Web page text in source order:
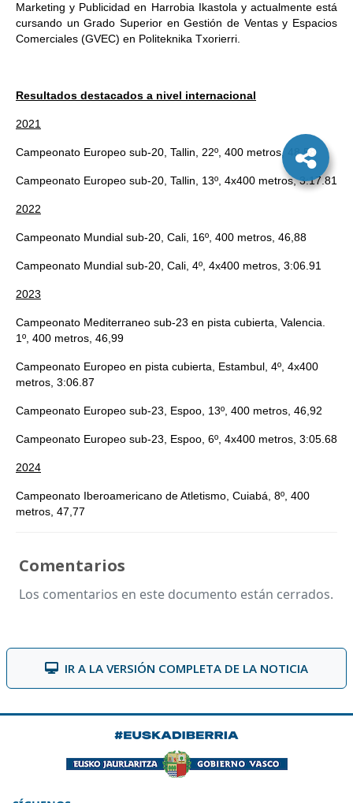
Marketing y Publicidad en Harrobia Ikastola y actualmente está
cursando un Grado Superior en Gestión de Ventas y Espacios
Comerciales (GVEC) en Politeknika Txorierri.
Resultados destacados a nivel internacional
2021
Campeonato Europeo sub-20, Tallin, 22º, 400 metros, 48,58
Campeonato Europeo sub-20, Tallin, 13º, 4x400 metros, 3:17.81
2022
Campeonato Mundial sub-20, Cali, 16º, 400 metros, 46,88
Campeonato Mundial sub-20, Cali, 4º, 4x400 metros, 3:06.91
2023
Campeonato Mediterraneo sub-23 en pista cubierta, Valencia.
1º, 400 metros, 46,99
Campeonato Europeo en pista cubierta, Estambul, 4º, 4x400
metros, 3:06.87
Campeonato Europeo sub-23, Espoo, 13º, 400 metros, 46,92
Campeonato Europeo sub-23, Espoo, 6º, 4x400 metros, 3:05.68
2024
Campeonato Iberoamericano de Atletismo, Cuiabá, 8º, 400
metros, 47,77
Comentarios
Los comentarios en este documento están cerrados.
IR A LA VERSIÓN COMPLETA DE LA NOTICIA